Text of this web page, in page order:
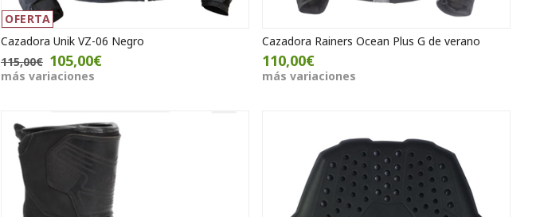
OFERTA
Cazadora Unik VZ-06 Negro
115,00€ 105,00€
más variaciones
Cazadora Rainers Ocean Plus G de verano
110,00€
más variaciones